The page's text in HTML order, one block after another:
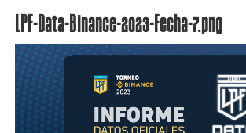
LPF-Data-Binance-2023-Fecha-7.png